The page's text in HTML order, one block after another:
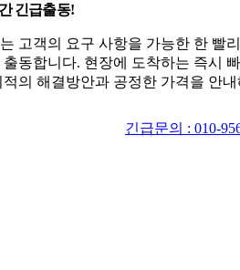
긴급출동!
고객의 요구 사항을 가능한 한 빨
출동합니다. 현장에 도착하는 즉시
적의 해결방안과 공정한 가격을 안
긴급문의 : 010-